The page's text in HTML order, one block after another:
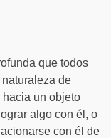
que todos
de
un objeto
algo con él, o
con él de